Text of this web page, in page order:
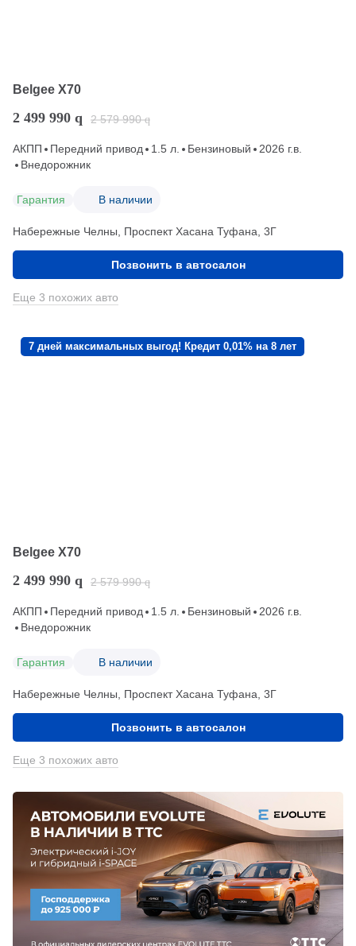
Belgee X70
2 499 990 q 2 579 990 q
АКПП Передний привод 1.5 л. Бензиновый
2026 г.в.
Внедорожник
Гарантия В наличии
Набережные Челны, Проспект Хасана Туфана, 3Г
Позвонить в автосалон
Еще 3 похожих авто
7 дней максимальных выгод! Кредит 0,01% на 8 лет
Belgee X70
2 499 990 q 2 579 990 q
АКПП Передний привод 1.5 л. Бензиновый
2026 г.в.
Внедорожник
Гарантия В наличии
Набережные Челны, Проспект Хасана Туфана, 3Г
Позвонить в автосалон
Еще 3 похожих авто